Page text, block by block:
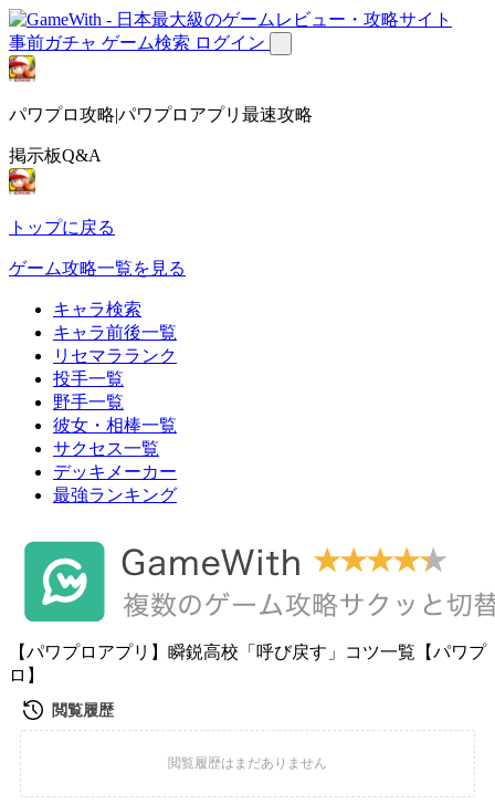
事前ガチャ ゲーム検索 ログイン
パワプロ攻略|パワプロアプリ最速攻略
掲示板Q&A
トップに戻る
ゲーム攻略一覧を見る
キャラ検索
キャラ前後一覧
リセマラランク
投手一覧
野手一覧
彼女・相棒一覧
サクセス一覧
デッキメーカー
最強ランキング
【パワプロアプリ】瞬鋭高校「呼び戻す」コツ一覧【パワプ
ロ】